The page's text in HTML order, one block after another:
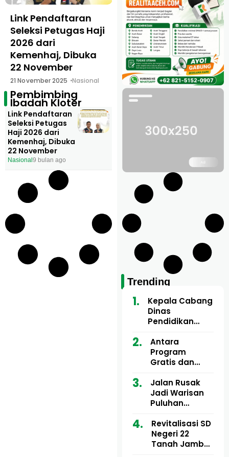
Link Pendaftaran
Seleksi Petugas Haji
2026 dari
Kemenhaj, Dibuka
22 November
21 November 2025 Nasional
Pembimbing
Ibadah Kloter
Link Pendaftaran
Seleksi Petugas
Haji 2026 dari
Kemenhaj, Dibuka
22 November
Nasional 9 bulan ago
Trending
Kepala Cabang
Dinas
Pendidikan
Utara Buka
Pelatihan Deep
Learning serta
Artifisial bagi
Guru
Matematika
Antara
Program
Gratis dan
Motor Imum
Gampong, Uji
Nyali APH
Bermain di
Balik Rp250
Ribu
Jalan Rusak
Jadi Warisan
Puluhan
dan Tgk
Muharuddin
Kini Didesak
Revitalisasi SD
Negeri 22
Tanah Jambo